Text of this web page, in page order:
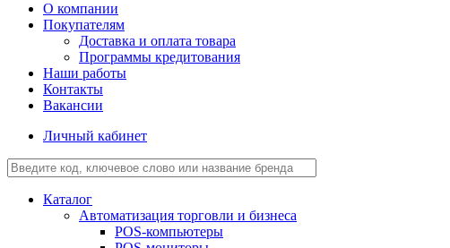
О компании
Покупателям
Доставка и оплата товара
Программы кредитования
Наши работы
Контакты
Вакансии
Личный кабинет
Каталог
Автоматизация торговли и бизнеса
POS-компьютеры